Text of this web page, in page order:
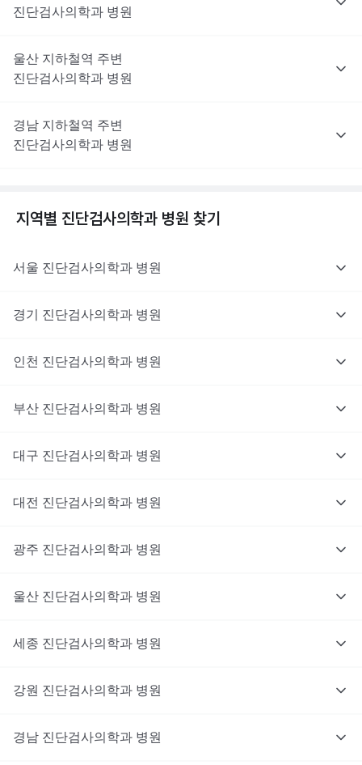
진단검사의학과 병원
울산 지하철역 주변
진단검사의학과 병원
경남 지하철역 주변
진단검사의학과 병원
지역별 진단검사의학과 병원 찾기
서울 진단검사의학과 병원
경기 진단검사의학과 병원
인천 진단검사의학과 병원
부산 진단검사의학과 병원
대구 진단검사의학과 병원
대전 진단검사의학과 병원
광주 진단검사의학과 병원
울산 진단검사의학과 병원
세종 진단검사의학과 병원
강원 진단검사의학과 병원
경남 진단검사의학과 병원